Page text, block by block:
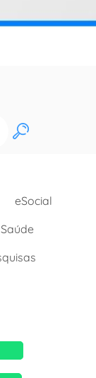
OK
eSocial
Saúde